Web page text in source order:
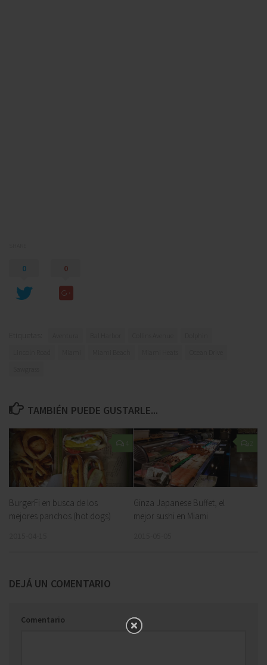
0 0
TAMBIÉN PUEDE GUSTARLE...
BurgerFi en busca de los
mejores panchos (hot dogs)
Ginza Japanese Buffet, el
mejor sushi en Miami
DEJÁ UN COMENTARIO
Comentario